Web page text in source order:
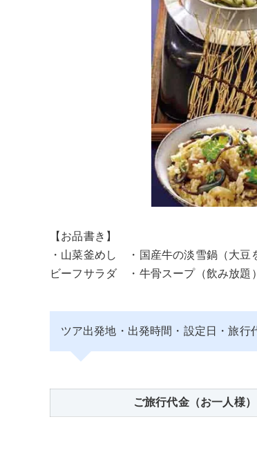
【お品書き】
・山菜釜めし ・国産牛の淡雪鍋（大
ビーフサラダ ・牛骨スープ（飲み放題）
ツア出発地・出発時間・設定日・旅行
ご旅行代金（お一人様）